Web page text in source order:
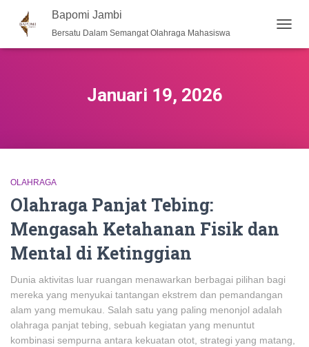
Bapomi Jambi
Bersatu Dalam Semangat Olahraga Mahasiswa
Januari 19, 2026
OLAHRAGA
Olahraga Panjat Tebing:
Mengasah Ketahanan Fisik dan
Mental di Ketinggian
Dunia aktivitas luar ruangan menawarkan berbagai pilihan bagi
mereka yang menyukai tantangan ekstrem dan pemandangan
alam yang memukau. Salah satu yang paling menonjol adalah
olahraga panjat tebing, sebuah kegiatan yang menuntut
kombinasi sempurna antara kekuatan otot, strategi yang matang,